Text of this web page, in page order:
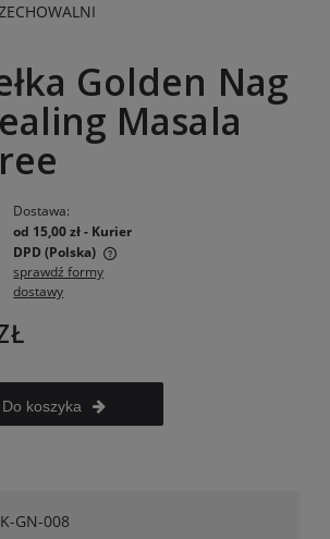
Golden Nag
Masala
Dostawa:
od 15,00 zł- Kurier
DPD (Polska)
ewentualnych kosztów płatności
sprawdź formy
dostawy
Do koszyka
K-GN-008